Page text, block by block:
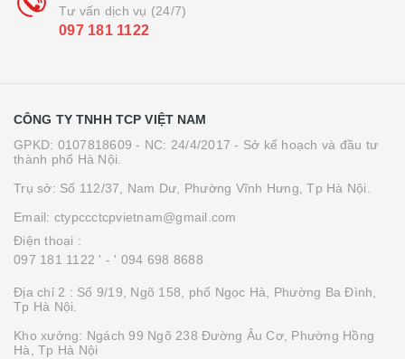
Tư vấn dịch vụ (24/7)
097 181 1122
CÔNG TY TNHH TCP VIỆT NAM
GPKD: 0107818609 - NC: 24/4/2017 - Sở kế hoạch và đầu tư
thành phố Hà Nội.
Trụ sở: Số 112/37, Nam Dư, Phường Vĩnh Hưng, Tp Hà Nội.
Email: ctypccctcpvietnam@gmail.com
Điện thoại :
097 181 1122 ' - ' 094 698 8688
Địa chỉ 2 : Số 9/19, Ngõ 158, phố Ngọc Hà, Phường Ba Đình,
Tp Hà Nội.
Kho xưởng: Ngách 99 Ngõ 238 Đường Âu Cơ, Phường Hồng
Hà, Tp Hà Nội